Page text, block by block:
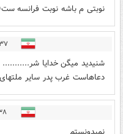
نوبتی م باشه نوبت فرانسه
۲۲:۳۷
شنیدید میگن خدایا
دعاهاست غرب پدر سایر ملتهای